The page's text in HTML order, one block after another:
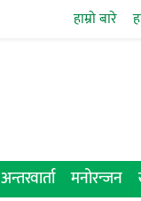
हाम्रो बारे
अन्तरवार्ता मनोरन्जन